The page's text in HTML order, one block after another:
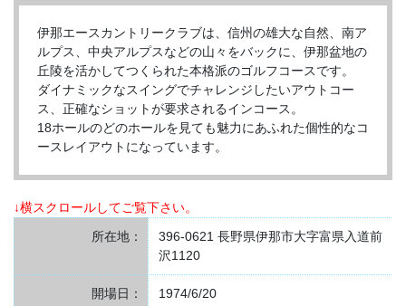
伊那エースカントリークラブは、信州の雄大な自然、南ア
ルプス、中央アルプスなどの山々をバックに、伊那盆地の
丘陵を活かしてつくられた本格派のゴルフコースです。
ダイナミックなスイングでチャレンジしたいアウトコー
ス、正確なショットが要求されるインコース。
18ホールのどのホールを見ても魅力にあふれた個性的なコ
ースレイアウトになっています。
↓横スクロールしてご覧下さい。
所在地：
396-0621 長野県伊那市大字富県入道前
沢1120
開場日： 1974/6/20